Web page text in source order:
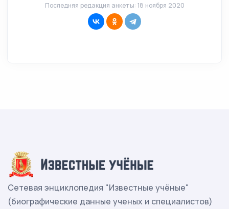
Последняя редакция анкеты: 18 ноября 2020
Сетевая энциклопедия "Известные учёные"
(биографические данные ученых и специалистов)